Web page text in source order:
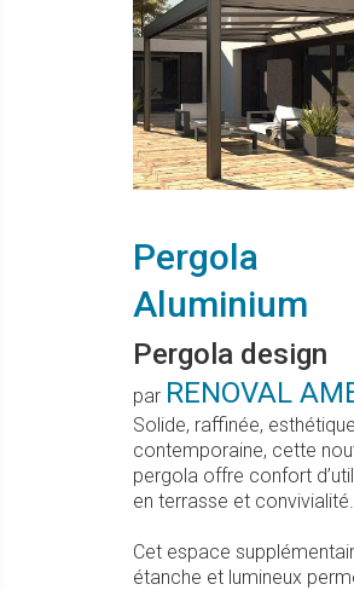
Pergola
Aluminium
Pergola design
par RENOVAL
Solide, raffinée,
contemporaine, cette
pergola offre confort
en terrasse et convivialité.
Cet espace
étanche et lumineux